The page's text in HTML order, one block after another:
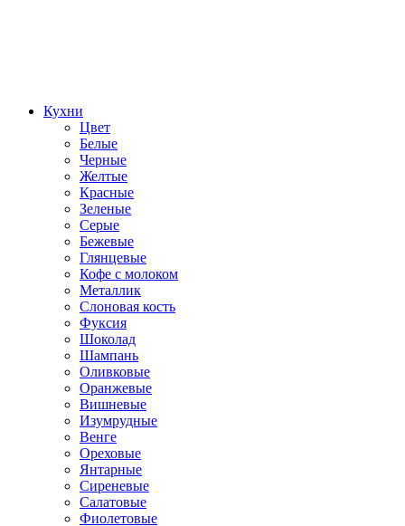
Кухни
Цвет
Белые
Черные
Желтые
Красные
Зеленые
Серые
Бежевые
Глянцевые
Кофе с молоком
Металлик
Слоновая кость
Фуксия
Шоколад
Шампань
Оливковые
Оранжевые
Вишневые
Изумрудные
Венге
Ореховые
Янтарные
Сиреневые
Салатовые
Фиолетовые